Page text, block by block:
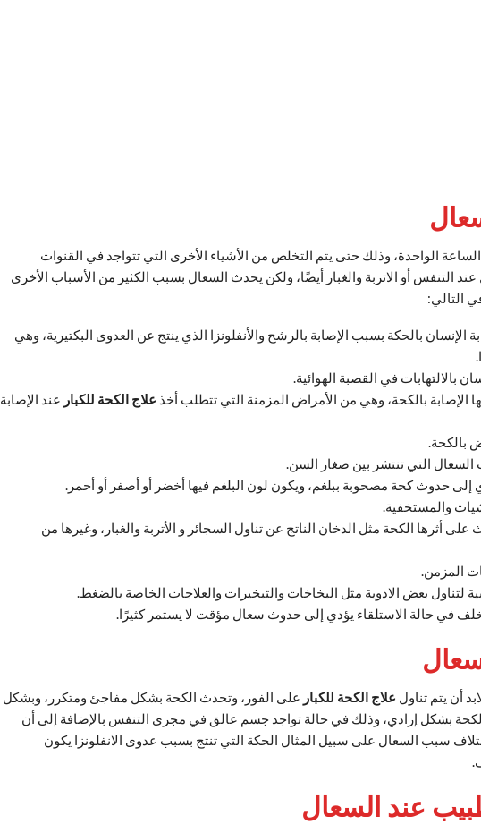
الواحدة، وذلك حتى يتم التخلص من الأشياء الأخرى التي تتواجد في القنوات
التنفس أو الاتربة والغبار أيضًا، ولكن يحدث السعال بسبب الكثير من الأسباب الأخرى
التالي:
الإنسان بالحكة بسبب الإصابة بالرشح والأنفلونزا الذي ينتج عن العدوى البكتيرية، وهي
في القصبة الهوائية.
الإصابة بالكحة، وهي من الأمراض المزمنة التي تتطلب أخذ علاج الكحة للكبار عند الإصابة
بالكحة.
التي تنتشر بين صغار السن.
إلى حدوث كحة مصحوبة ببلغم، ويكون لون البلغم فيها أخضر أو أصفر أو أحمر.
والمستخفية.
على أثرها الكحة مثل الدخان الناتج عن تناول السجائر و الأتربة والغبار، وغيرها من
المزمن.
لتناول بعض الادوية مثل البخاخات والتبخيرات والعلاجات الخاصة بالضغط.
في حالة الاستلقاء يؤدي إلى حدوث سعال مؤقت لا يستمر كثيرًا.
أن يتم تناول علاج الكحة للكبار على الفور، وتحدث الكحة بشكل مفاجئ ومتكرر، وبشكل
بشكل إرادي، وذلك في حالة تواجد جسم عالق في مجرى التنفس بالإضافة إلى أن
سبب السعال على سبيل المثال الحكة التي تنتج بسبب عدوى الانفلونزا يكون
عند السعال